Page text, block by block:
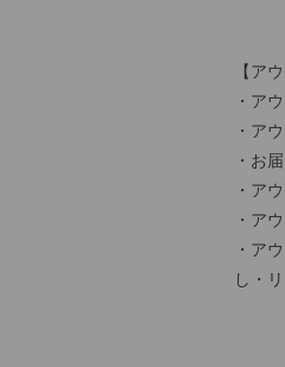
【ア
・ア
・ア
・お
・ア
・ア
・ア
し・